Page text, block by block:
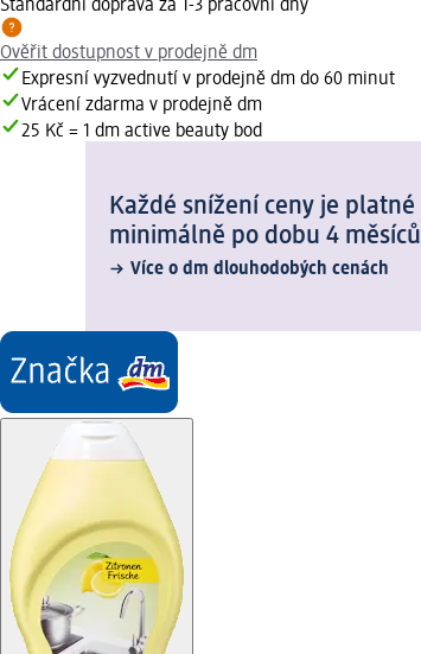
Standardní doprava za 1-3 pracovní dny
Ověřit dostupnost v prodejně dm
Expresní vyzvednutí v prodejně dm do 60 minut
Vrácení zdarma v prodejně dm
25 Kč = 1 dm active beauty bod
Každé snížení ceny je platné
minimálně po dobu 4 měsíců
Více o dm dlouhodobých cenách